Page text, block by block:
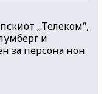
„Телеком“,
и
за персона нон